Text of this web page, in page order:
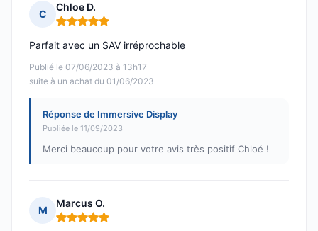
C
Chloe D.
Note : 5 sur 5
Publié le 07/06/2023 à 13h17
suite à un achat du 01/06/2023
Parfait avec un SAV irréprochable
Réponse de Immersive Display
Publiée le 11/09/2023
Merci beaucoup pour votre avis très positif Chloé !
M
Marcus O.
Note : 5 sur 5